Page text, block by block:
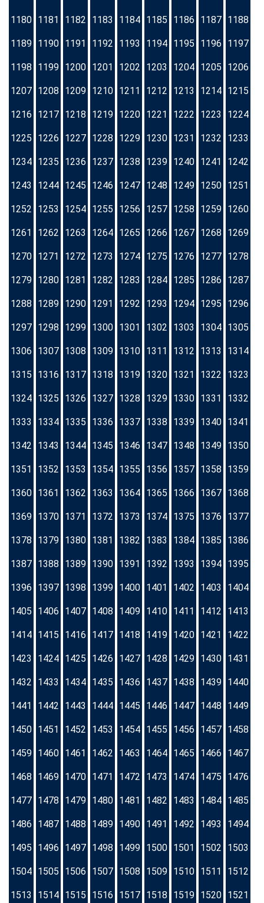
1180 1181 1182 1183 1184 1185 1186 1187 1188
1189 1190 1191 1192 1193 1194 1195 1196 1197
1198 1199 1200 1201 1202 1203 1204 1205 1206
1207 1208 1209 1210 1211 1212 1213 1214 1215
1216 1217 1218 1219 1220 1221 1222 1223 1224
1225 1226 1227 1228 1229 1230 1231 1232 1233
1234 1235 1236 1237 1238 1239 1240 1241 1242
1243 1244 1245 1246 1247 1248 1249 1250 1251
1252 1253 1254 1255 1256 1257 1258 1259 1260
1261 1262 1263 1264 1265 1266 1267 1268 1269
1270 1271 1272 1273 1274 1275 1276 1277 1278
1279 1280 1281 1282 1283 1284 1285 1286 1287
1288 1289 1290 1291 1292 1293 1294 1295 1296
1297 1298 1299 1300 1301 1302 1303 1304 1305
1306 1307 1308 1309 1310 1311 1312 1313 1314
1315 1316 1317 1318 1319 1320 1321 1322 1323
1324 1325 1326 1327 1328 1329 1330 1331 1332
1333 1334 1335 1336 1337 1338 1339 1340 1341
1342 1343 1344 1345 1346 1347 1348 1349 1350
1351 1352 1353 1354 1355 1356 1357 1358 1359
1360 1361 1362 1363 1364 1365 1366 1367 1368
1369 1370 1371 1372 1373 1374 1375 1376 1377
1378 1379 1380 1381 1382 1383 1384 1385 1386
1387 1388 1389 1390 1391 1392 1393 1394 1395
1396 1397 1398 1399 1400 1401 1402 1403 1404
1405 1406 1407 1408 1409 1410 1411 1412 1413
1414 1415 1416 1417 1418 1419 1420 1421 1422
1423 1424 1425 1426 1427 1428 1429 1430 1431
1432 1433 1434 1435 1436 1437 1438 1439 1440
1441 1442 1443 1444 1445 1446 1447 1448 1449
1450 1451 1452 1453 1454 1455 1456 1457 1458
1459 1460 1461 1462 1463 1464 1465 1466 1467
1468 1469 1470 1471 1472 1473 1474 1475 1476
1477 1478 1479 1480 1481 1482 1483 1484 1485
1486 1487 1488 1489 1490 1491 1492 1493 1494
1495 1496 1497 1498 1499 1500 1501 1502 1503
1504 1505 1506 1507 1508 1509 1510 1511 1512
1513 1514 1515 1516 1517 1518 1519 1520 1521